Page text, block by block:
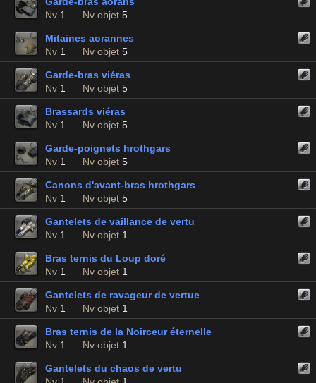
Nv 1 Nv objet 5
Mitaines aorannes
Nv 1 Nv objet 5
Garde-bras viéras
Nv 1 Nv objet 5
Brassards viéras
Nv 1 Nv objet 5
Garde-poignets hrothgars
Nv 1 Nv objet 5
Canons d'avant-bras hrothgars
Nv 1 Nv objet 5
Gantelets de vaillance de vertu
Nv 1 Nv objet 1
Bras ternis du Loup doré
Nv 1 Nv objet 1
Gantelets de ravageur de vertue
Nv 1 Nv objet 1
Bras ternis de la Noirceur éternelle
Nv 1 Nv objet 1
Gantelets du chaos de vertu